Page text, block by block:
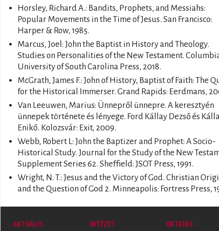
Horsley, Richard A.: Bandits, Prophets, and Messiahs:
Popular Movements in the Time of Jesus. San Francisco:
Harper & Row, 1985.
Marcus, Joel: John the Baptist in History and Theology.
Studies on Personalities of the New Testament.
University of South Carolina Press, 2018.
McGrath, James F.: John of History, Baptist of Faith: The
for the Historical Immerser. Grand Rapids: Eerdmans,
Van Leeuwen, Marius: Ünnepről ünnepre. A keresztyén
ünnepek története és lényege. Ford Kállay Dezső és
Enikő. Kolozsvár: Exit, 2009.
Webb, Robert L: John the Baptizer and Prophet: A Socio-
Historical Study. Journal for the Study of the New
Supplement Series 62. Sheffield: JSOT Press, 1991.
Wright, N. T.: Jesus and the Victory of God. Christian
and the Question of God 2. Minneapolis: Fortress Press,
AKTUÁLIS
INTÉZET
OKTATÁS